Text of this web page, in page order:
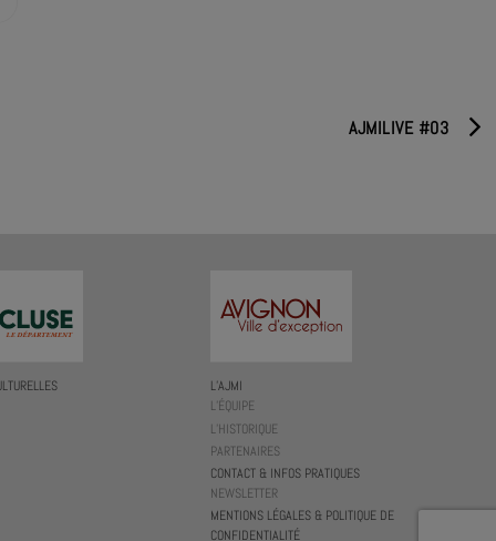
AJMILIVE #03
L’AJMI
L’ÉQUIPE
L’HISTORIQUE
PARTENAIRES
CONTACT & INFOS PRATIQUES
NEWSLETTER
MENTIONS LÉGALES & POLITIQUE DE
CONFIDENTIALITÉ